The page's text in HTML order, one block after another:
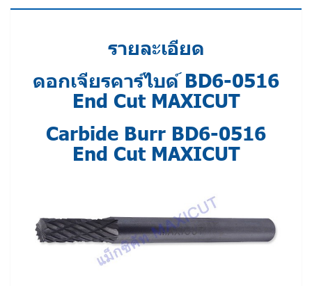
รายละเอียด
ดอกเจียรคาร์ไบด์ BD6-0516
End Cut MAXICUT
Carbide Burr BD6-0516
End Cut MAXICUT